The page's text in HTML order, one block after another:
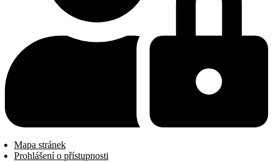
Mapa stránek
Prohlášení o přístupnosti